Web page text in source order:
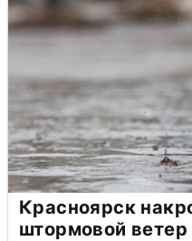
Красноярск
штормовой ветер